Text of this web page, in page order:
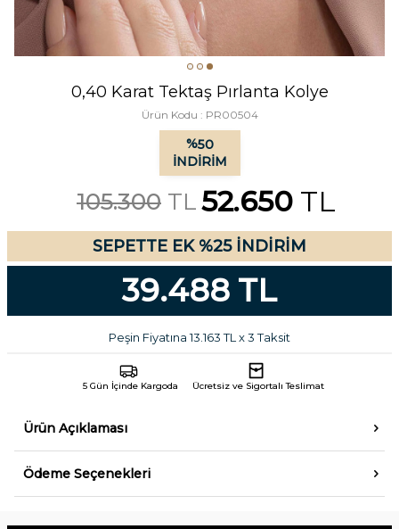
0,40 Karat Tektaş Pırlanta Kolye
Ürün Kodu : PR00504
%50
İNDIRIM
105.300 TL52.650 TL
SEPETTE EK %25 İNDİRİM
39.488 TL
Peşin Fiyatına 13.163 TL x 3 Taksit
5 Gün İçinde Kargoda Ücretsiz ve Sigortalı Teslimat
Ürün Açıklaması
Ödeme Seçenekleri